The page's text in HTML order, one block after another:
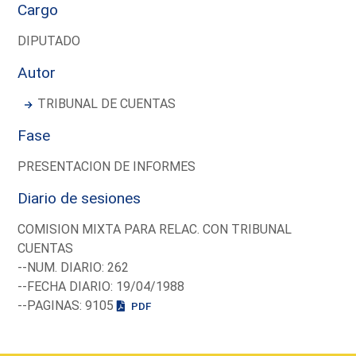
Cargo
DIPUTADO
Autor
TRIBUNAL DE CUENTAS
Fase
PRESENTACION DE INFORMES
Diario de sesiones
COMISION MIXTA PARA RELAC. CON TRIBUNAL
CUENTAS
--NUM. DIARIO: 262
--FECHA DIARIO: 19/04/1988
--PAGINAS: 9105
PDF